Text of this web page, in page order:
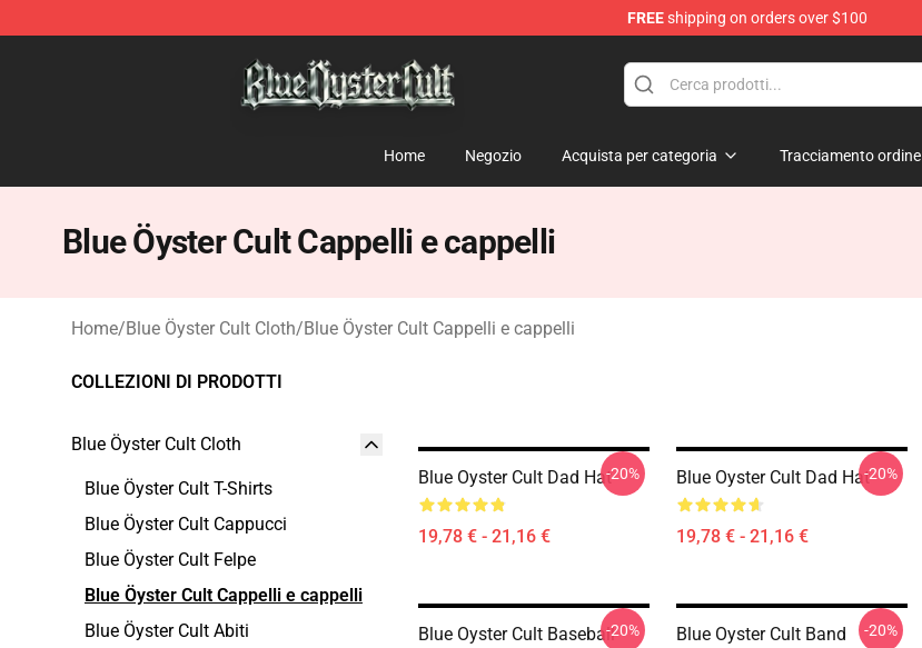
FREEshipping on orders over $100
Home Negozio Acquista per categoria Tracciamento ordine
Blue Öyster Cult Cappelli e cappelli
Home/Blue Öyster Cult Cloth/Blue Öyster Cult Cappelli e cappelli
COLLEZIONI DI PRODOTTI
Blue Öyster Cult Cloth
Blue Öyster Cult T-Shirts
Blue Öyster Cult Cappucci
Blue Öyster Cult Felpe
Blue Öyster Cult Cappelli e cappelli
Blue Öyster Cult Abiti
Blue Oyster Cult Dad Hat
19,78 € - 21,16 €
-20% Blue Oyster Cult Dad Hat
19,78 € - 21,16 €
-20%
Blue Oyster Cult Baseball-20%
Blue Oyster Cult Band
-20%